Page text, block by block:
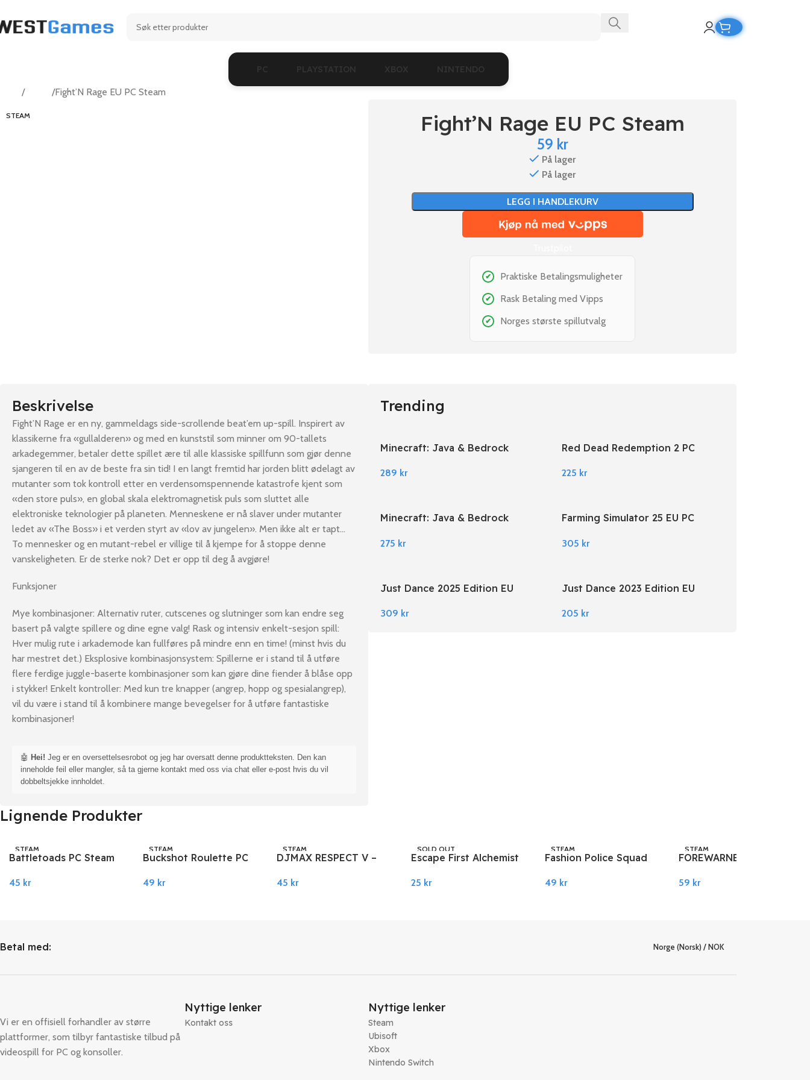
PC PLAYSTATION XBOX NINTENDO
Action Fight’N Rage EU PC Steam
STEAM Fight’N Rage EU PC Steam
59 kr
På lager
På lager
LEGG I HANDLEKURV
✔ Praktiske Betalingsmuligheter
✔ Rask Betaling med Vipps
✔ Norges største spillutvalg
Beskrivelse
Fight’N Rage er en ny, gammeldags side-scrollende beat’em up-spill. Inspirert av
klassikerne fra «gullalderen» og med en kunststil som minner om 90-tallets
arkadegemmer, betaler dette spillet ære til alle klassiske spillfunn som gjør denne
sjangeren til en av de beste fra sin tid! I en langt fremtid har jorden blitt ødelagt av
mutanter som tok kontroll etter en verdensomspennende katastrofe kjent som
«den store puls», en global skala elektromagnetisk puls som sluttet alle
elektroniske teknologier på planeten. Menneskene er nå slaver under mutanter
ledet av «The Boss» i et verden styrt av «lov av jungelen». Men ikke alt er tapt…
To mennesker og en mutant-rebel er villige til å kjempe for å stoppe denne
vanskeligheten. Er de sterke nok? Det er opp til deg å avgjøre!
Funksjoner
Mye kombinasjoner: Alternativ ruter, cutscenes og slutninger som kan endre seg
basert på valgte spillere og dine egne valg! Rask og intensiv enkelt-sesjon spill:
Hver mulig rute i arkademode kan fullføres på mindre enn en time! (minst hvis du
har mestret det.) Eksplosive kombinasjonsystem: Spillerne er i stand til å utføre
flere ferdige juggle-baserte kombinasjoner som kan gjøre dine fiender å blåse opp
i stykker! Enkelt kontroller: Med kun tre knapper (angrep, hopp og spesialangrep),
vil du være i stand til å kombinere mange bevegelser for å utføre fantastiske
kombinasjoner!
🤖 Hei! Jeg er en oversettelsesrobot og jeg har oversatt denne produktteksten. Den kan
inneholde feil eller mangler, så ta gjerne kontakt med oss via chat eller e-post hvis du vil
dobbeltsjekke innholdet.
Trending
Minecraft: Java & Bedrock
289 kr
Red Dead Redemption 2 PC
225 kr
Minecraft: Java & Bedrock
275 kr
Farming Simulator 25 EU PC
305 kr
Just Dance 2025 Edition EU
309 kr
Just Dance 2023 Edition EU
205 kr
Lignende Produkter
STEAM
Battletoads PC Steam
45 kr
STEAM
Buckshot Roulette PC
49 kr
STEAM
DJMAX RESPECT V –
Steam
45 kr
SOLD OUT
STEAM
Escape First Alchemist
25 kr
STEAM
Fashion Police Squad
49 kr
STEAM
FOREWARNED EU PC
59 kr
Betal med: Norge (Norsk) / NOK
Vi er en offisiell forhandler av større
plattformer, som tilbyr fantastiske tilbud på
videospill for PC og konsoller.
Nyttige lenker
Kontakt oss
Nyttige lenker
Steam
Ubisoft
Xbox
Nintendo Switch